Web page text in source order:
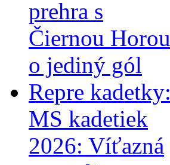
prehra s
Čiernou Horou
o jediný gól
Repre kadetky:
MS kadetiek
2026: Víťazná